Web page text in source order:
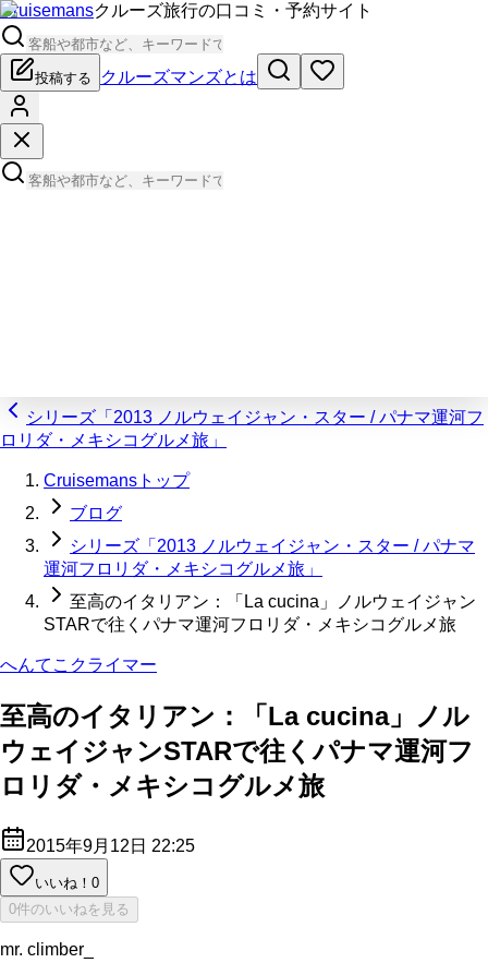
Cruisemansクルーズ旅行の口コミ・予約サイト
投稿する クルーズマンズとは
シリーズ「2013 ノルウェイジャン・スター / パナマ運河フ
ロリダ・メキシコグルメ旅」
Cruisemansトップ
ブログ
シリーズ「2013 ノルウェイジャン・スター / パナマ
運河フロリダ・メキシコグルメ旅」
至高のイタリアン：「La cucina」ノルウェイジャン
STARで往くパナマ運河フロリダ・メキシコグルメ旅
へんてこクライマー
至高のイタリアン：「La cucina」ノル
ウェイジャンSTARで往くパナマ運河フ
ロリダ・メキシコグルメ旅
2015年9月12日 22:25
いいね！ 0
0件のいいねを見る
mr. climber_